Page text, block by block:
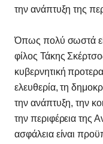
την ανάπτυξη της
Όπως πολύ σωστά
φίλος Τάκης
κυβερνητική
ελευθερία, τη
την ανάπτυξη, την
την περιφέρεια της
ασφάλεια είναι